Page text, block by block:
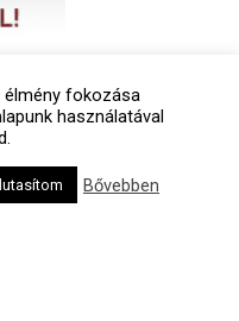
fokozása
használatával
Bővebben